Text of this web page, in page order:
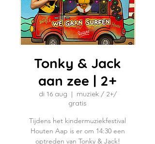
Tonky & Jack
aan zee | 2+
di 16 aug
  |
muziek / 2+/
gratis
Tijdens het kindermuziekfestival
Houten Aap is er om 14:30 een
optreden van Tonky & Jack!